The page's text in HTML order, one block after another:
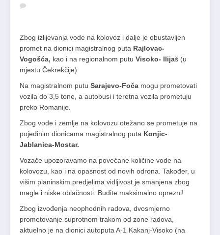
Zbog izlijevanja vode na kolovoz i dalje je obustavljen
promet na dionici magistralnog puta Rajlovac-
Vogošća, kao i na regionalnom putu Visoko- Ilijaš (u
mjestu Čekrekčije).
Na magistralnom putu Sarajevo-Foča mogu prometovati
vozila do 3,5 tone, a autobusi i teretna vozila prometuju
preko Romanije.
Zbog vode i zemlje na kolovozu otežano se prometuje na
pojedinim dionicama magistralnog puta Konjic-
Jablanica-Mostar.
Vozače upozoravamo na povećane količine vode na
kolovozu, kao i na opasnost od novih odrona. Također, u
višim planinskim predjelima vidljivost je smanjena zbog
magle i niske oblačnosti. Budite maksimalno oprezni!
Zbog izvođenja neophodnih radova, dvosmjerno
prometovanje suprotnom trakom od zone radova,
aktuelno je na dionici autoputa A-1 Kakanj-Visoko (na